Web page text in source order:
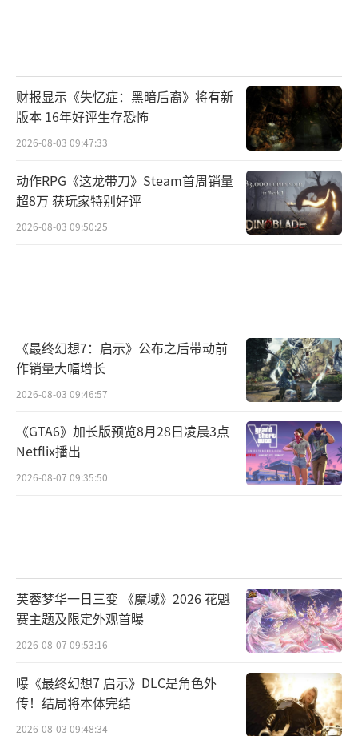
财报显示《失忆症：黑暗后裔》将有新
版本 16年好评生存恐怖
2026-08-03 09:47:33
动作RPG《这龙带刀》Steam首周销量
超8万 获玩家特别好评
2026-08-03 09:50:25
《最终幻想7：启示》公布之后带动前
作销量大幅增长
2026-08-03 09:46:57
《GTA6》加长版预览8月28日凌晨3点
Netflix播出
2026-08-07 09:35:50
芙蓉梦华一日三变 《魔域》2026 花魁
赛主题及限定外观首曝
2026-08-07 09:53:16
曝《最终幻想7 启示》DLC是角色外
传！结局将本体完结
2026-08-03 09:48:34